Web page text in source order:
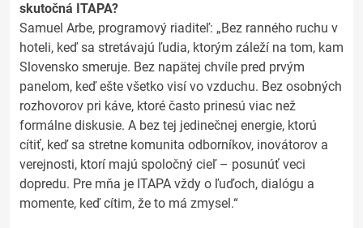
skutočná ITAPA?
Samuel Arbe, programový riaditeľ: „Bez ranného ruchu v
hoteli, keď sa stretávajú ľudia, ktorým záleží na tom, kam
Slovensko smeruje. Bez napätej chvíle pred prvým
panelom, keď ešte všetko visí vo vzduchu. Bez osobných
rozhovorov pri káve, ktoré často prinesú viac než
formálne diskusie. A bez tej jedinečnej energie, ktorú
cítiť, keď sa stretne komunita odborníkov, inovátorov a
verejnosti, ktorí majú spoločný cieľ – posunúť veci
dopredu. Pre mňa je ITAPA vždy o ľuďoch, dialógu a
momente, keď cítim, že to má zmysel.“